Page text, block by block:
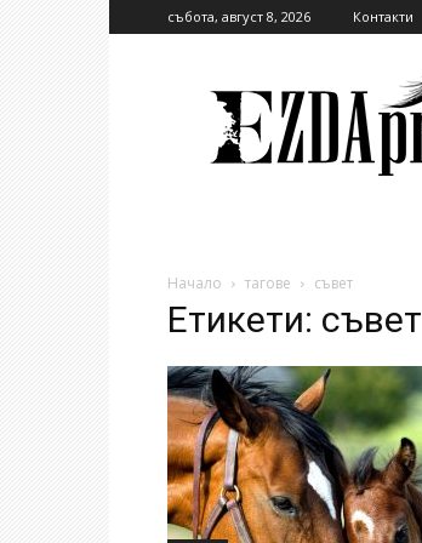
събота, август 8, 2026 Контакти
Начало тагове съвет
Етикети: съвет